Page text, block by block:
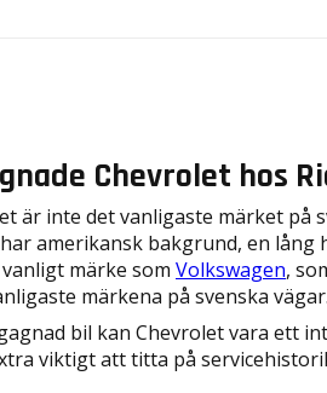
Chevrolet hos
är inte det vanligaste märket på
amerikansk bakgrund, en lång
märke som Volkswagen,
märkena på svenska vägar.
bil kan Chevrolet vara ett
viktigt att titta på